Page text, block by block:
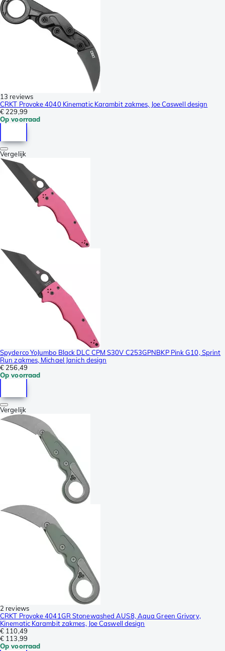
13 reviews
CRKT Provoke 4040 Kinematic Karambit zakmes, Joe Caswell design
€ 229,99
Op voorraad
Vergelijk
Spyderco YoJumbo Black DLC CPM S30V C253GPNBKP Pink G10, Sprint
Run zakmes, Michael Janich design
€ 256,49
Op voorraad
Vergelijk
2 reviews
CRKT Provoke 4041GR Stonewashed AUS8, Aqua Green Grivory,
Kinematic Karambit zakmes, Joe Caswell design
€ 110,49
€ 113,99
Op voorraad